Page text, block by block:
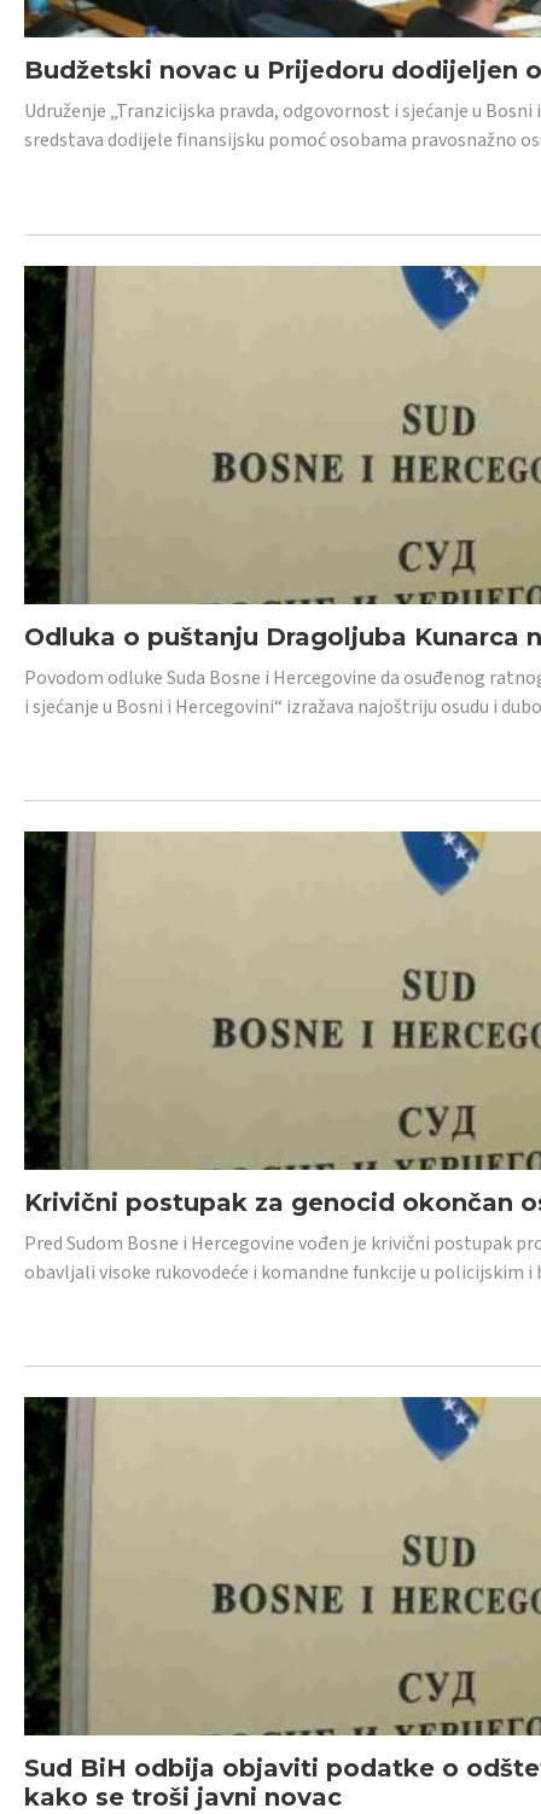
Budžetski novac u Prijedoru dodijeljen
Udruženje „Tranzicijska pravda, odgovornost i sjećanje u
sredstava dodijele finansijsku pomoć osobama pravosnažno
Odluka o puštanju Dragoljuba Kunarca
Povodom odluke Suda Bosne i Hercegovine da osuđenog
i sjećanje u Bosni i Hercegovini“ izražava najoštriju osudu i
Krivični postupak za genocid okončan
Pred Sudom Bosne i Hercegovine vođen je krivični postupak
obavljali visoke rukovodeće i komandne funkcije u policijskim
Sud BiH odbija objaviti podatke o
kako se troši javni novac